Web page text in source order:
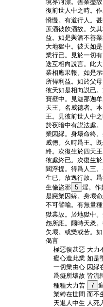
境界河漂。善業盡
復前世人中之時。
憍慢。有道行人。
蔗酒彼飮酒故。失
益。如是與酒不善
大地獄中。彼天如
業行已。見於一切
迭互相向説言。此
業相應果報。如是
所得利益。如於父
彼天如是相向説已
寶壁中。見迦那迦
天王。名威徳者。
王。見彼前世人中
於夜暗中有説法處
業因縁。身壞命終
威徳。久時爲王。
終。次復生於四天
彼處終已。次復生
閻浮提。得爲人王
生已。放逸行故。
生偸盜邪 5 淫。作
是惡業因縁。身壞
不可譬喩。有無量
獄業故。於地獄中
怨所誑。爾時天衆
失壞。或樂或苦。
偈言
極惡復甚惡 大力
癡心造此業 如是
一切業由心 因縁
爲癡所壞故 皆流
種種大力苦
7
業縛在世間 而不
天退人中生 人死